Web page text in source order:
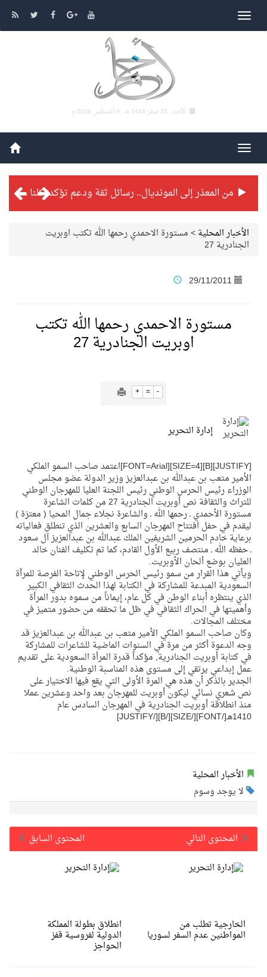
الأحد , 25 صفر 1448 هـ , 9 أغسطس 2026 م
من المعذر إلى المونديال.. رسائل ثقة ودعم تؤكد: كلنا مع الأخضر
كأس العالم للرياضات الإلكترونية: فريق Karmine Corp الفرنسي بطلًا لبطولة Rocket League
الأخبار المحلية>مستورة الاحمدي رحمها الله تكتب اوبريت
الجنادرية 27
29/11/2011
مستورة الاحمدي رحمها الله تكتب
اوبريت الجنادرية 27
+ = -
إدارة التحرير
[JUSTIFY][B][SIZE=4][FONT=Arial]اعتمد صاحب السمو الملكي
الأمير متعب بن عبدالله بن عبدالعزيز وزير الدولة عضو مجلس
الوزراء رئيس الحرس الوطني رئيس اللجنة العليا للمهرجان الوطني
للتراث والثقافة نص أوبريت الجنادرية 27 من كلمات الشاعرة
مستورة الأحمدي ـ رحمها الله ـ والشاعرة نجلاء جمال المحيا ( معتزة )
ليقدم في حفل افتتاح المهرجان السابع والعشرين الذي تنطلق فعالياته
برعاية خادم الحرمين الشريفين الملك عبدالله بن عبدالعزيز آل سعود
ـ حفظه الله ـ منتصف ربيع الأول القادم، كما تم تكليف الفنان خالد
العليان بوضع ألحان الأوبريت.
ويأتي هذا القرار من سمو رئيس الحرس الوطني لإتاحة الفرصة للمرأة
السعودية المبدعة للمشاركة في الكتابة لهذا الحدث الثقافي الكبير
الذي ينتظره أبناء الوطن في كل عام، إيماناً من سموه بدور المرأة
وأهميتها في الحراك الثقافي في ظل ما تحققه من حضور متميز في
مختلف المجالات.
وكان صاحب السمو الملكي الأمير متعب بن عبدالله بن عبدالعزيز قد
وجه الدعوة أكثر من مرة في السنوات الماضية للشاعرات للمشاركة
في كتابة أوبريت الجنادرية, مؤكداً قدرة المرأة السعودية على تقديم
عمل إبداعي يرتقي إلى مستوى هذه المناسبة الوطنية.
الجدير بالذكر أن هذه هي المرة الأولى التي يقع فيها الاختيار على
نص شعري نسائي ليكون أوبريت للمهرجان بعد واحد وعشرين عملا
منذ انطلاقة أوبريت الجنادرية في المهرجان السادس عام
1410هـ[/FONT][/SIZE][/B][/JUSTIFY]
الأخبار المحلية
لا يوجد وسوم
المحتوى السابق المحتوى التالي
انطلاق بطولة المملكة
الدولية لفروسية قفز
الحواجز
الخارجية تطلب من
المواطنين عدم السفر لسوريا